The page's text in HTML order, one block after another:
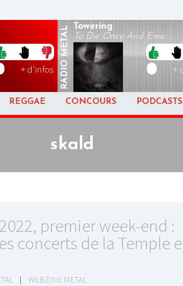
+ d'infos RADIO
METAL
Towering
To Die Once And Eme...
+
REGGAE CONCOURS PODCASTS
skald
premier week-end :
concerts de la Temple
| WEBZINE METAL